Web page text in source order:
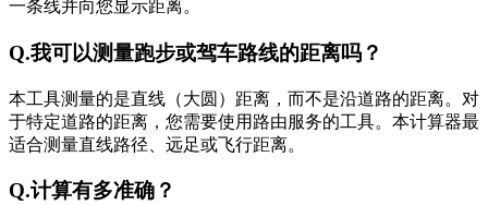
一条线并向您显示距离。
Q.我可以测量跑步或驾车路线的距离吗？
本工具测量的是直线（大圆）距离，而不是沿道路的距离。对
于特定道路的距离，您需要使用路由服务的工具。本计算器最
适合测量直线路径、远足或飞行距离。
Q.计算有多准确？